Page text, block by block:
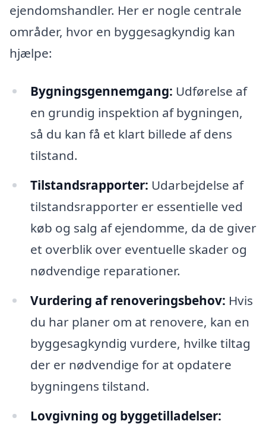
ejendomshandler. Her er nogle centrale
områder, hvor en byggesagkyndig kan
hjælpe:
Bygningsgennemgang: Udførelse af
en grundig inspektion af bygningen,
så du kan få et klart billede af dens
tilstand.
Tilstandsrapporter: Udarbejdelse af
tilstandsrapporter er essentielle ved
køb og salg af ejendomme, da de giver
et overblik over eventuelle skader og
nødvendige reparationer.
Vurdering af renoveringsbehov: Hvis
du har planer om at renovere, kan en
byggesagkyndig vurdere, hvilke tiltag
der er nødvendige for at opdatere
bygningens tilstand.
Lovgivning og byggetilladelser: